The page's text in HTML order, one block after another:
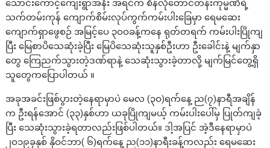
သောင်းကောင့်ကျေးရွာအနီး အရင်က စိန်လုံတောင်တန်းကုမ္မဏီရဲ့
သက်တမ်းကုန် ကျောက်စိမ်းလုပ်ကွက်ကမ်းပါးခြေမှာ ရေမဆေး
ကျောက်ရှာဖွေစဉ် အမြင့်ပေ ၃ဝဝခန့်ကနေ ရုတ်တရက် ကမ်းပါးပြိုကျ
ပြီး မြေစာပိသေဆုံးခဲ့ပြီး မြေပိသေဆုံးသူနှစ်ဦးဟာ ဦးခေါင်းနဲ့ မျက်နှာ
တွေ ကြေညက်သွားတဲ့ဒဏ်ရာနဲ့ သေဆုံးသွားခဲ့တာလို့ မျက်မြင်တွေ့ရှိ
သူတွေကပြောပါတယ် ။
အခုအခင်းဖြစ်ပွားတဲ့နေရာမှာပဲ မေလ (၃ဝ)ရက်နေ့ ည(၇)နာရီအချိန်
က ဦးရန်အောင် (၃၃)နှစ်ဟာ ယခုပြိုကျမယ့် ကမ်းပါးပေါ်မှ ပြုတ်ကျခဲ့
ပြီး သေဆုံးသွားခဲ့ရတာလည်းဖြစ်ပါတယ်။ ဒါ့အပြင် အဲ့ဒီနေရာမှာပဲ
၂ဝ၁၉ခုနှစ် နိုဝင်ဘာ( ၆)ရက်နေ့ ည(၁၁)နာရီးခန့်ကလည်း ရေမဆေး